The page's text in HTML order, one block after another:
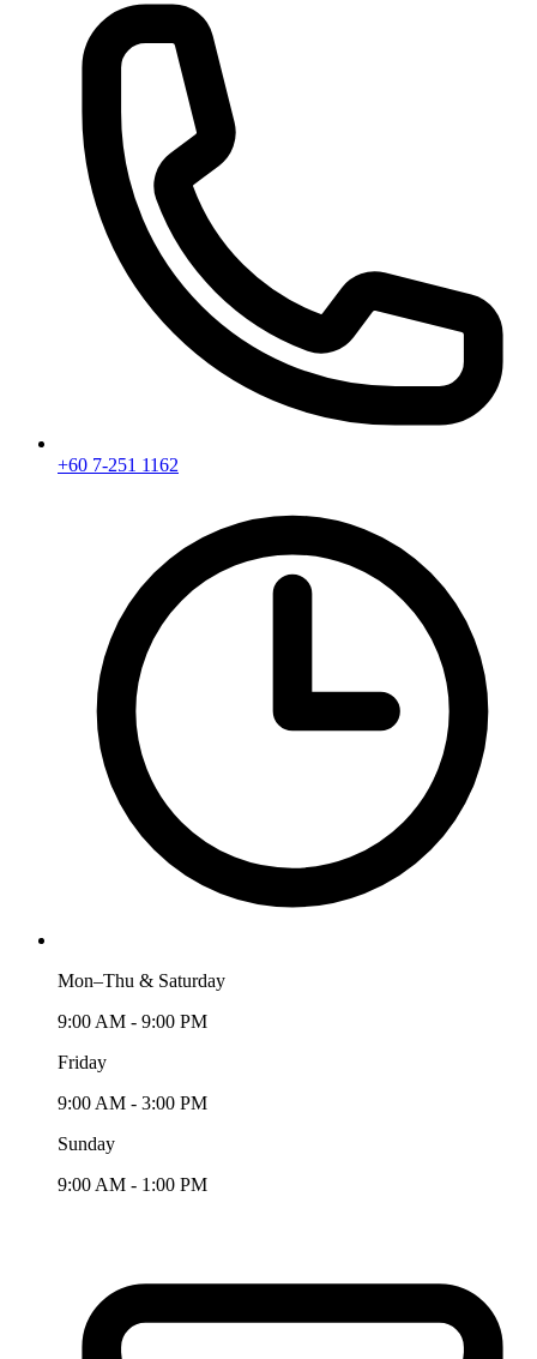
+60 7-251 1162
Mon–Thu & Saturday
9:00 AM - 9:00 PM
Friday
9:00 AM - 3:00 PM
Sunday
9:00 AM - 1:00 PM